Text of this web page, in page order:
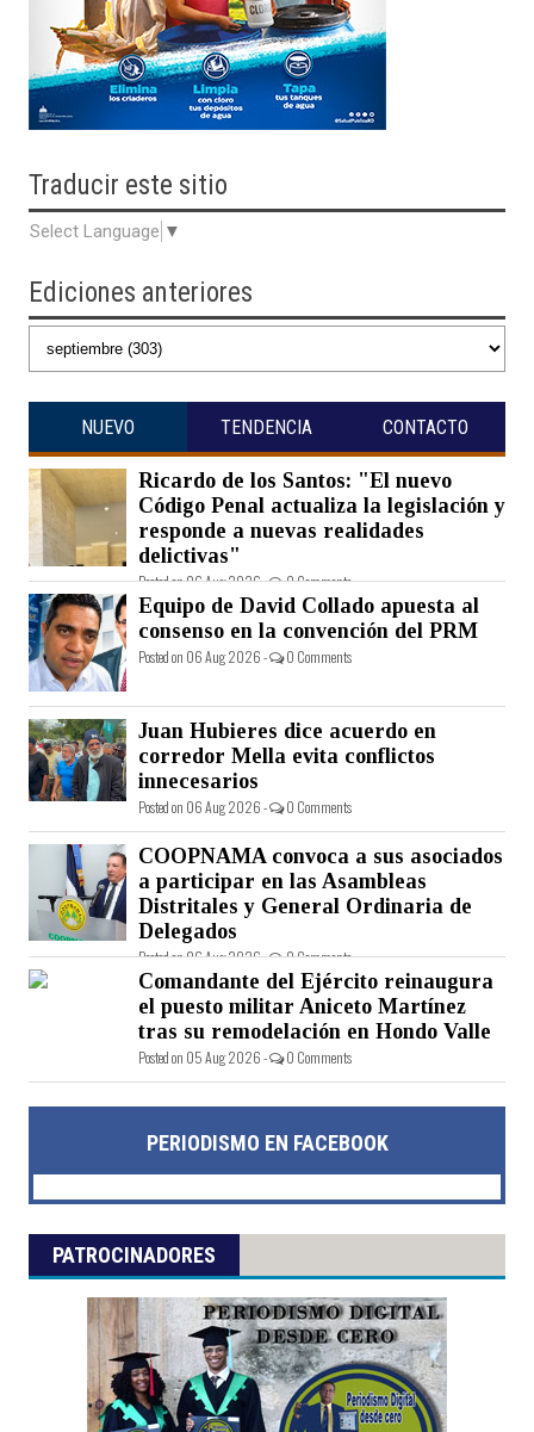
Traducir este sitio
Select Language ▼
Ediciones anteriores
NUEVO TENDENCIA CONTACTO
Ricardo de los Santos: "El nuevo
Código Penal actualiza la legislación y
responde a nuevas realidades
delictivas"
Posted on 06 Aug 2026 - 0 Comments
Equipo de David Collado apuesta al
consenso en la convención del PRM
Posted on 06 Aug 2026 - 0 Comments
Juan Hubieres dice acuerdo en
corredor Mella evita conflictos
innecesarios
Posted on 06 Aug 2026 - 0 Comments
COOPNAMA convoca a sus asociados
a participar en las Asambleas
Distritales y General Ordinaria de
Delegados
Posted on 06 Aug 2026 - 0 Comments
Comandante del Ejército reinaugura
el puesto militar Aniceto Martínez
tras su remodelación en Hondo Valle
Posted on 05 Aug 2026 - 0 Comments
PERIODISMO EN FACEBOOK
PATROCINADORES